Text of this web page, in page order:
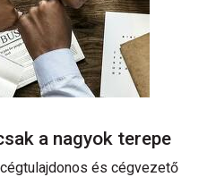
a nagyok terepe
és cégvezető